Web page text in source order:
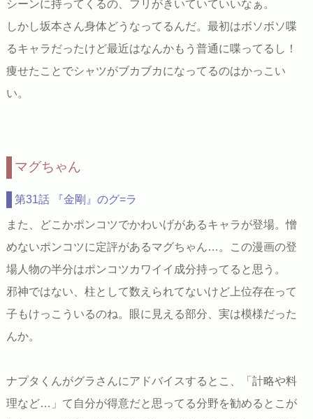
シーンに持ってくるの、フリがきいていていいなぁ。
しかし坂本さん身体どうなってるんだ。最初はボソボソ喋
るキャラだったけど最近はなんかもう普通に喋ってるし！
痩せたことでシャツがブカブカになってるのはかっこい
い。
マグちゃん
第31話 『金剛』のグ=ラ
また、どこかポンコツでかわいげがあるキャラが登場。憎
めないポンコツに定評があるマグちゃん…。この漫画の登
場人物の半分はポンコツカワイイ成分持ってると思う。
邪神ではない、柱として数えられてないけど上位存在って
子もけっこういるのね。眼に見える部分、実は模様だった
んか。
ナプタくんがグラさんにアドバイスするとこ、「計略や料
理など…」て自分が得意だと思ってる分野を勧めるとこが